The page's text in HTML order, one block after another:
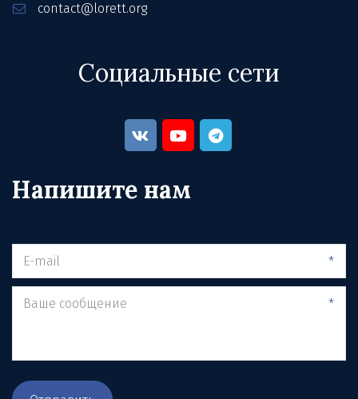
contact@lorett.org
Социальные сети
Напишите нам
*
*